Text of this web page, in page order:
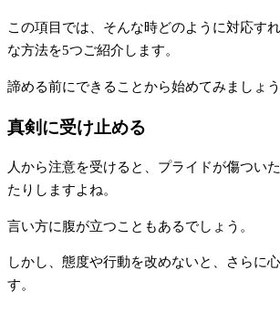
この項目では、そんな時どのように対応す
な方法を5つご紹介します。
諦める前にできることから始めてみましょう
真剣に受け止める
人から注意を受けると、プライドが傷つい
たりしますよね。
言い方に腹が立つこともあるでしょう。
しかし、態度や行動を改めないと、さらに
す。